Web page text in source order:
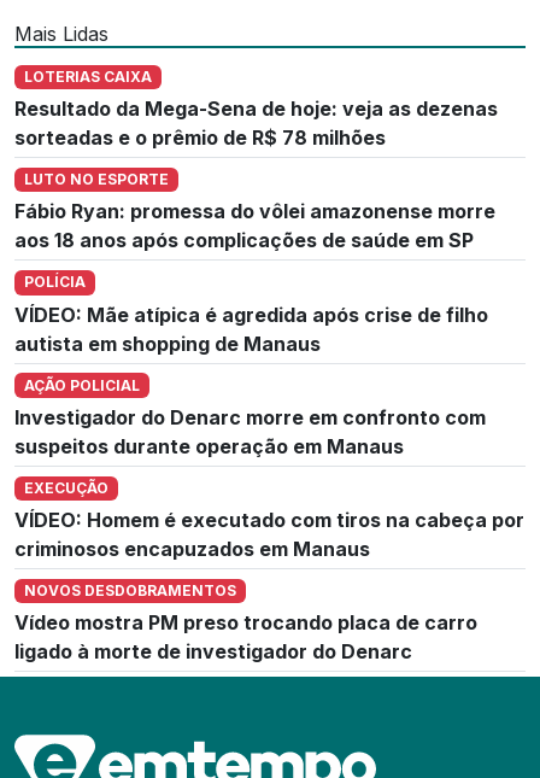
Mais Lidas
LOTERIAS CAIXA
Resultado da Mega-Sena de hoje: veja as dezenas
sorteadas e o prêmio de R$ 78 milhões
LUTO NO ESPORTE
Fábio Ryan: promessa do vôlei amazonense morre
aos 18 anos após complicações de saúde em SP
POLÍCIA
VÍDEO: Mãe atípica é agredida após crise de filho
autista em shopping de Manaus
AÇÃO POLICIAL
Investigador do Denarc morre em confronto com
suspeitos durante operação em Manaus
EXECUÇÃO
VÍDEO: Homem é executado com tiros na cabeça por
criminosos encapuzados em Manaus
NOVOS DESDOBRAMENTOS
Vídeo mostra PM preso trocando placa de carro
ligado à morte de investigador do Denarc